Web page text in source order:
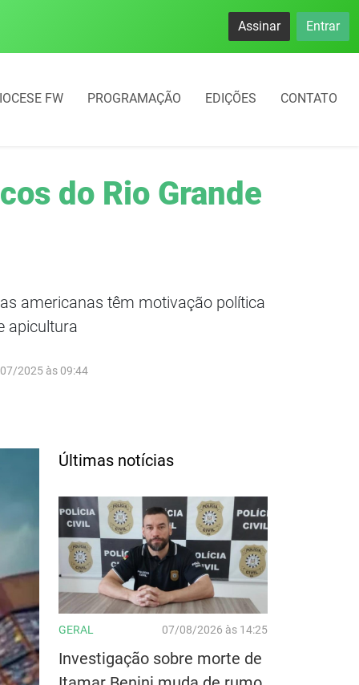
destacam no IDEB com altos índices e avanços
Assinar Entrar
FW PROGRAMAÇÃO EDIÇÕES CONTATO
do Rio Grande
americanas têm motivação política
apicultura
2025 às 09:44
Últimas notícias
GERAL 07/08/2026 às 14:25
Investigação sobre morte de